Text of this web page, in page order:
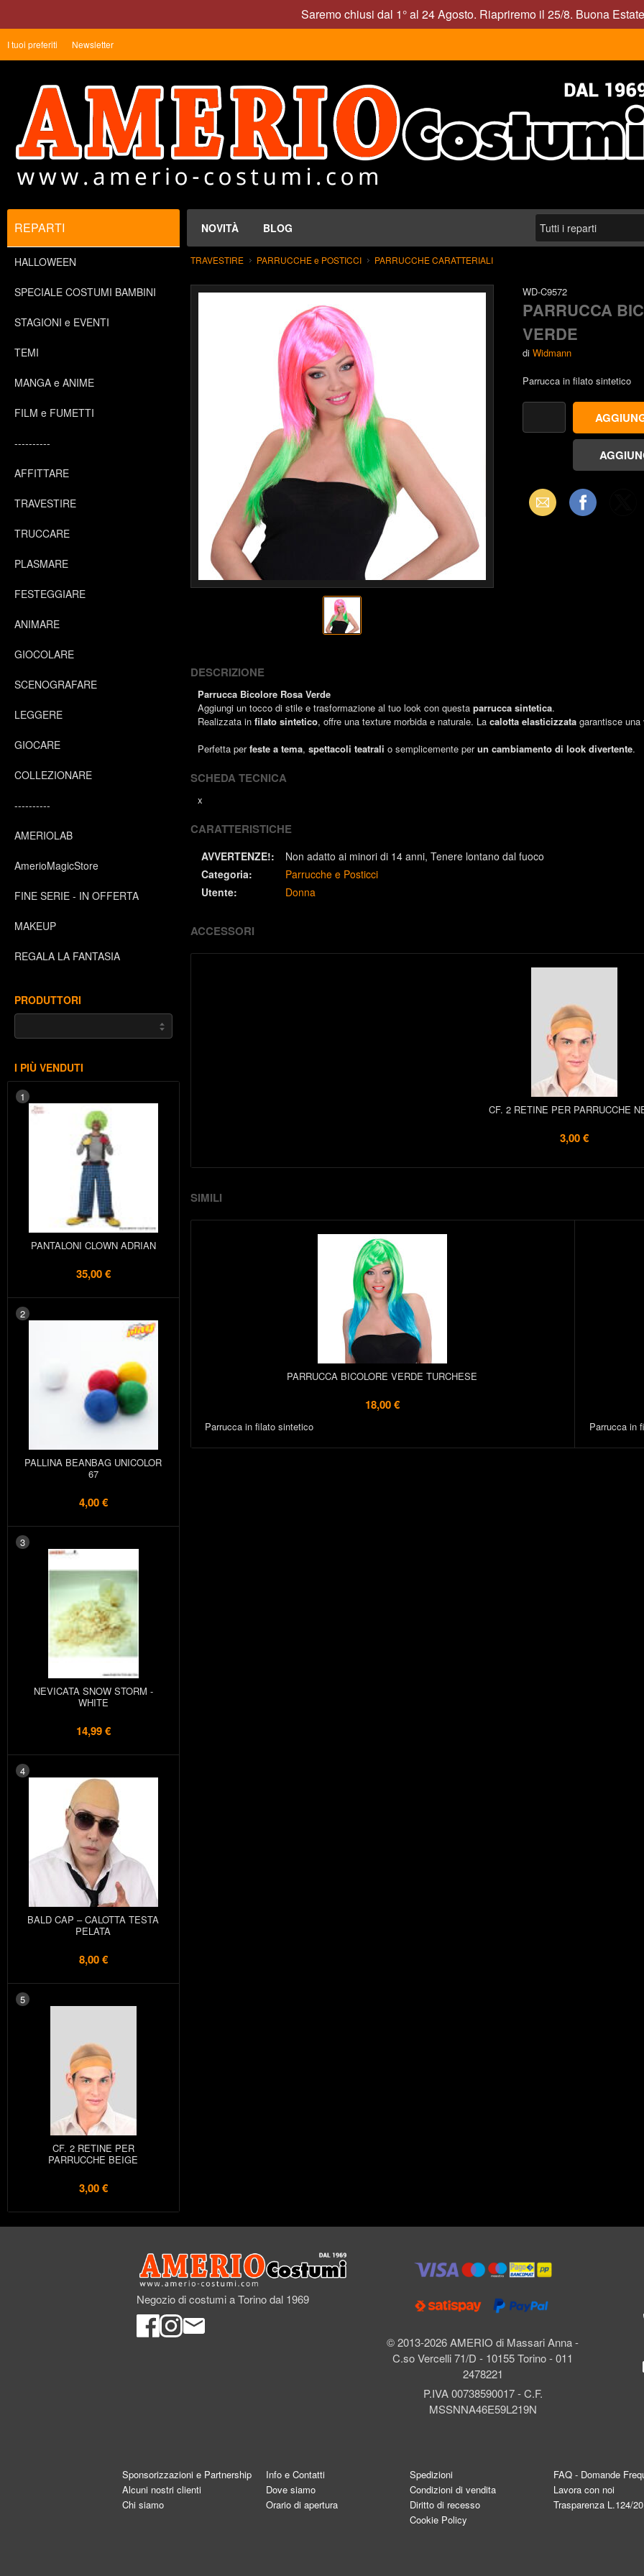
Saremo chiusi dal 1° al 24 Agosto. Riapriremo il 25/8. Buona
I tuoi preferiti Newsletter
NOVITÀ BLOG
REPARTI
HALLOWEEN
SPECIALE COSTUMI BAMBINI
STAGIONI e EVENTI
TEMI
MANGA e ANIME
FILM e FUMETTI
----------
AFFITTARE
TRAVESTIRE
TRUCCARE
PLASMARE
FESTEGGIARE
ANIMARE
GIOCOLARE
SCENOGRAFARE
LEGGERE
GIOCARE
COLLEZIONARE
----------
AMERIOLAB
AmerioMagicStore
FINE SERIE - IN OFFERTA
MAKEUP
REGALA LA FANTASIA
PRODUTTORI
I PIÙ VENDUTI
1
PANTALONI CLOWN ADRIAN
35,00 €
2
PALLINA BEANBAG UNICOLOR
67
4,00 €
3
NEVICATA SNOW STORM -
WHITE
14,99 €
4
BALD CAP – CALOTTA TESTA
PELATA
8,00 €
5
CF. 2 RETINE PER
PARRUCCHE BEIGE
3,00 €
TRAVESTIRE PARRUCCHE e POSTICCI PARRUCCHE CARATTERIALI
WD-C9572
PARRUCCA
VERDE
di Widmann
Parrucca in filato sintetico
Email Facebook
DESCRIZIONE
Parrucca Bicolore Rosa Verde
Aggiungi un tocco di stile e trasformazione al tuo look con questa parrucca sintetica.
Realizzata in filato sintetico, offre una texture morbida e naturale. La calotta elasticizzata garantisce
Perfetta perfeste a tema, spettacoli teatrali o semplicemente perun cambiamento di look divertente.
SCHEDA TECNICA
x
CARATTERISTICHE
AVVERTENZE!: Non adatto ai minori di 14 anni Tenere lontano dal fuoco
Categoria:
Parrucche e Posticci
Utente:
Donna
ACCESSORI
CF. 2 RETINE PER PARRUCCHE
3,00 €
SIMILI
PARRUCCA BICOLORE VERDE TURCHESE
18,00 €
Parrucca in filato sintetico Parrucca in
Negozio di costumi a Torino dal 1969
© 2013-2026 AMERIO di Massari Anna -
C.so Vercelli 71/D - 10155 Torino - 011
2478221
P.IVA 00738590017 - C.F.
MSSNNA46E59L219N
Sponsorizzazioni e Partnership
Alcuni nostri clienti
Chi siamo
Info e Contatti
Dove siamo
Orario di apertura
Spedizioni
Condizioni di vendita
Diritto di recesso
Cookie Policy
FAQ - Domande
Lavora con noi
Trasparenza L.124/